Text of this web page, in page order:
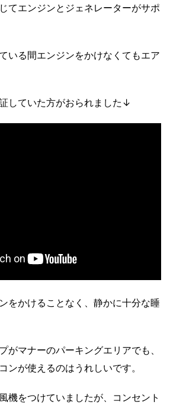
てエンジンとジェネレーターがサポ
いる間エンジンをかけなくてもエア
していた方がおられました↓
をかけることなく、静かに十分な睡
がマナーのパーキングエリアでも、
ンが使えるのはうれしいです。
機をつけていましたが、コンセント